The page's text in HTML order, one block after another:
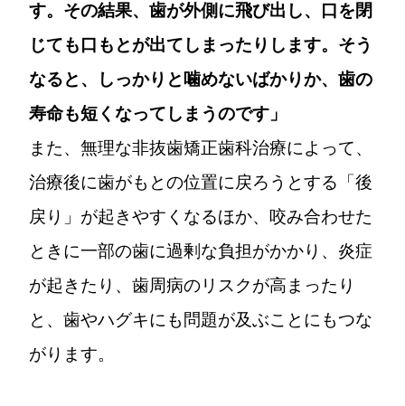
す。その結果、歯が外側に飛び出し、口を閉
じても口もとが出てしまったりします。そう
なると、しっかりと噛めないばかりか、歯の
寿命も短くなってしまうのです」
また、無理な非抜歯矯正歯科治療によって、
治療後に歯がもとの位置に戻ろうとする「後
戻り」が起きやすくなるほか、咬み合わせた
ときに一部の歯に過剰な負担がかかり、炎症
が起きたり、歯周病のリスクが高まったり
と、歯やハグキにも問題が及ぶことにもつな
がります。